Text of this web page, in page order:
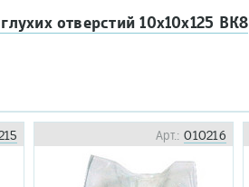
отверстий 10х10х125 ВК8
Арт.:010216